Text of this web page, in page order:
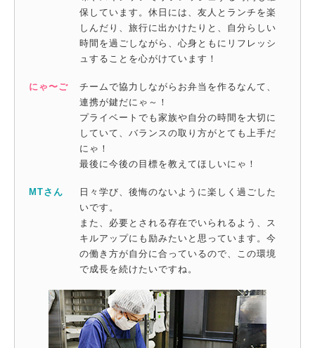
保しています。休日には、友人とランチを楽
しんだり、旅行に出かけたりと、自分らしい
時間を過ごしながら、心身ともにリフレッシ
ュすることを心がけています！
にゃ〜ご
チームで協力しながらお弁当を作るなんて、
連携が鍵だにゃ～！
プライベートでも家族や自分の時間を大切に
していて、バランスの取り方がとても上手だ
にゃ！
最後に今後の目標を教えてほしいにゃ！
MTさん
日々学び、後悔のないように楽しく過ごした
いです。
また、必要とされる存在でいられるよう、ス
キルアップにも励みたいと思っています。今
の働き方が自分に合っているので、この環境
で成長を続けたいですね。